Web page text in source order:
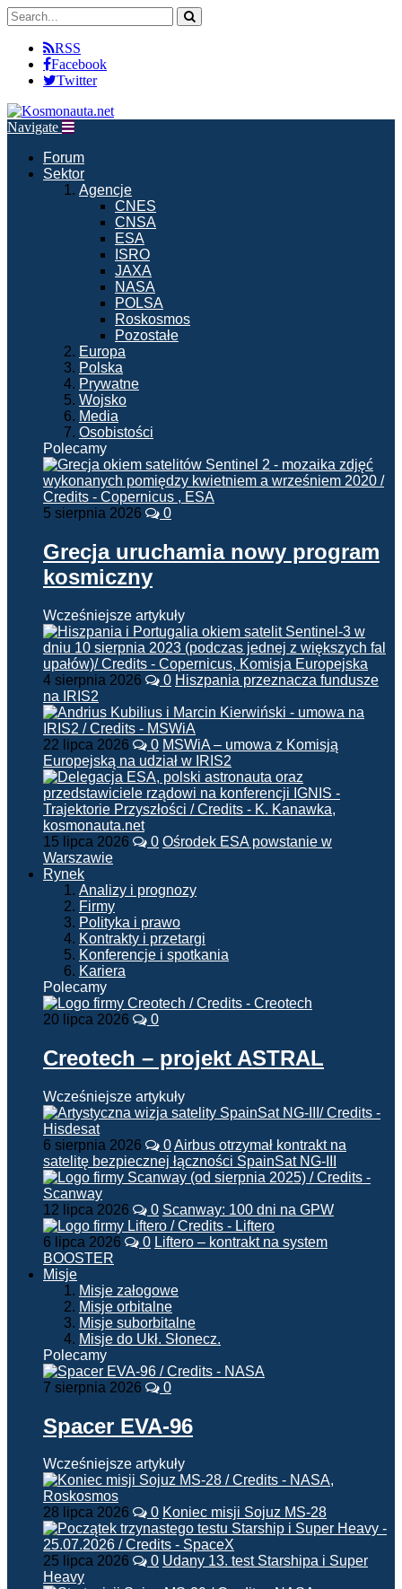
RSS
Facebook
Twitter
Navigate
Forum
Sektor
Agencje
CNES
CNSA
ESA
ISRO
JAXA
NASA
POLSA
Roskosmos
Pozostałe
Europa
Polska
Prywatne
Wojsko
Media
Osobistości
Polecamy
5 sierpnia 2026 0
Grecja uruchamia nowy program
kosmiczny
Wcześniejsze artykuły
4 sierpnia 2026 0 Hiszpania przeznacza fundusze
na IRIS2
22 lipca 2026 0 MSWiA – umowa z Komisją
Europejską na udział w IRIS2
15 lipca 2026 0 Ośrodek ESA powstanie w
Warszawie
Rynek
Analizy i prognozy
Firmy
Polityka i prawo
Kontrakty i przetargi
Konferencje i spotkania
Kariera
Polecamy
20 lipca 2026 0
Creotech – projekt ASTRAL
Wcześniejsze artykuły
6 sierpnia 2026 0Airbus otrzymał kontrakt na
satelitę bezpiecznej łączności SpainSat NG-III
12 lipca 2026 0 Scanway: 100 dni na GPW
6 lipca 2026 0 Liftero – kontrakt na system
BOOSTER
Misje
Misje załogowe
Misje orbitalne
Misje suborbitalne
Misje do Ukł. Słonecz.
Polecamy
7 sierpnia 2026 0
Spacer EVA-96
Wcześniejsze artykuły
28 lipca 2026 0 Koniec misji Sojuz MS-28
25 lipca 2026 0 Udany 13. test Starshipa i Super
Heavy